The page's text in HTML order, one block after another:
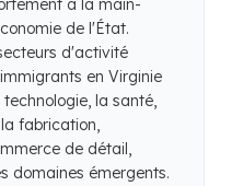
à la main-
de l'État.
d'activité
en Virginie
la santé,
fabrication,
de détail,
domaines émergents.